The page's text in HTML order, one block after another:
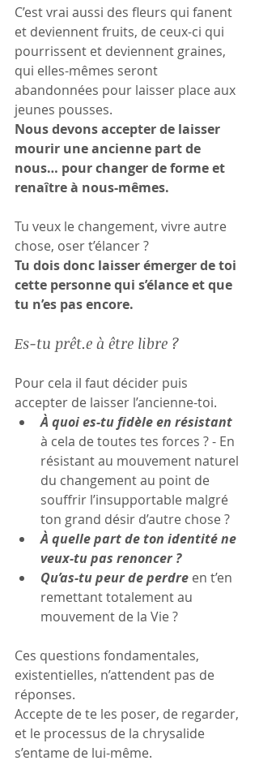
C’est vrai aussi des fleurs qui fanent
et deviennent fruits, de ceux-ci qui
pourrissent et deviennent graines,
qui elles-mêmes seront
abandonnées pour laisser place aux
jeunes pousses.
Nous devons accepter de laisser
mourir une ancienne part de
nous… pour changer de forme et
renaître à nous-mêmes.
Tu veux le changement, vivre autre
chose, oser t’élancer ?
Tu dois donc laisser émerger de toi
cette personne qui s’élance et que
tu n’es pas encore.
Es-tu prêt.e à être libre ?
Pour cela il faut décider puis
accepter de laisser l’ancienne-toi.
À quoi es-tu fidèle en résistant
à cela de toutes tes forces ? - En
résistant au mouvement naturel
du changement au point de
souffrir l’insupportable malgré
ton grand désir d’autre chose ?
À quelle part de ton identité ne
veux-tu pas renoncer ?
Qu’as-tu peur de perdre en t’en
remettant totalement au
mouvement de la Vie ?
Ces questions fondamentales,
existentielles, n’attendent pas de
réponses.
Accepte de te les poser, de regarder,
et le processus de la chrysalide
s’entame de lui-même.